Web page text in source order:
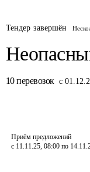
Тендер завершён
10 перевозок с
Приём предложений
с 11.11.25, 08:00 по